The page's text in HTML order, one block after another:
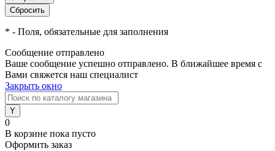
* - Поля, обязательные для заполнения
Сообщение отправлено
Ваше сообщение успешно отправлено. В ближайшее время с
Вами свяжется наш специалист
Закрыть окно
0
В корзине пока пусто
Оформить заказ